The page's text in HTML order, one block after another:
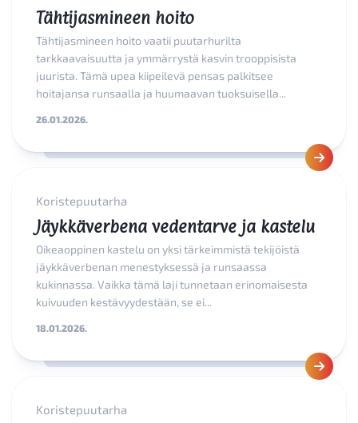
Tähtijasmineen hoito
Tähtijasmineen hoito vaatii puutarhurilta
tarkkaavaisuutta ja ymmärrystä kasvin trooppisista
juurista. Tämä upea kiipeilevä pensas palkitsee
hoitajansa runsaalla ja huumaavan tuoksuisella...
26.01.2026.
Koristepuutarha
Jäykkäverbena vedentarve ja kastelu
Oikeaoppinen kastelu on yksi tärkeimmistä tekijöistä
jäykkäverbenan menestyksessä ja runsaassa
kukinnassa. Vaikka tämä laji tunnetaan erinomaisesta
kuivuuden kestävyydestään, se ei...
18.01.2026.
Koristepuutarha